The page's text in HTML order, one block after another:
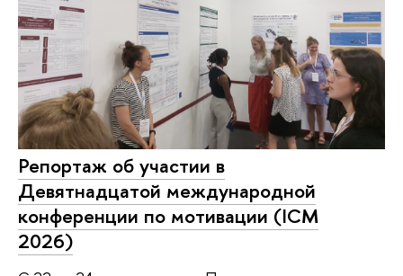
Репортаж об участии в
Девятнадцатой международной
конференции по мотивации (ICM
2026)